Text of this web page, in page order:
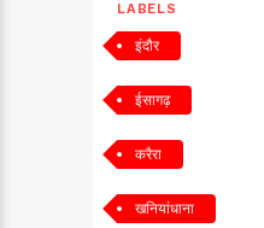
LABELS
इंदौर
ईसागढ़
करैरा
खनियांधाना